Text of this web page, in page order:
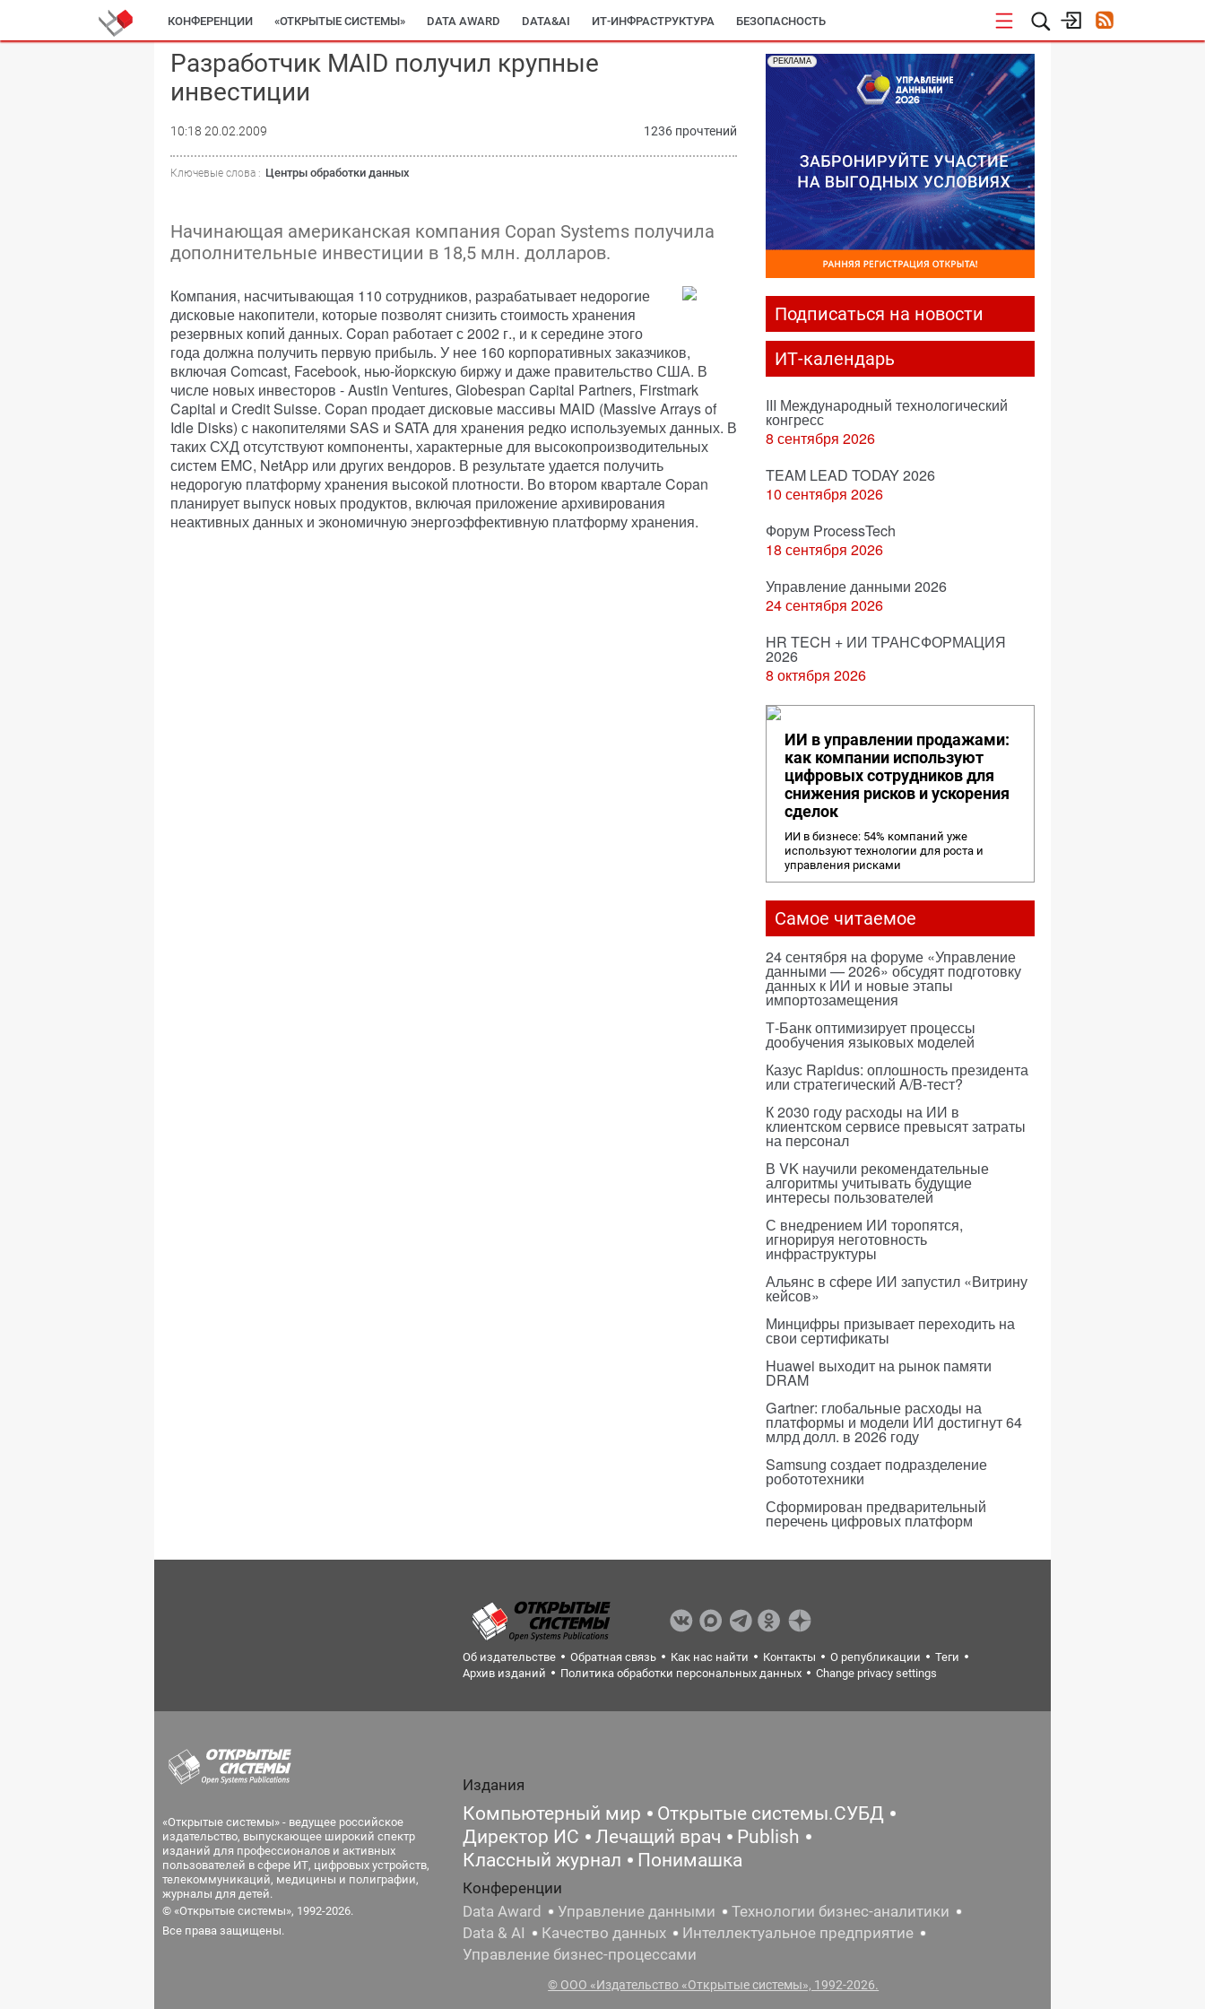
КОНФЕРЕНЦИИ «ОТКРЫТЫЕ СИСТЕМЫ» DATA AWARD DATA&AI ИТ-ИНФРАСТРУКТУРА БЕЗОПАСНОСТЬ
Разработчик MAID получил крупные
инвестиции
10:18 20.02.2009 1236 прочтений
Ключевые слова : Центры обработки данных
Начинающая американская компания Copan Systems получила
дополнительные инвестиции в 18,5 млн. долларов.
Компания, насчитывающая 110 сотрудников, разрабатывает недорогие
дисковые накопители, которые позволят снизить стоимость хранения
резервных копий данных. Copan работает с 2002 г., и к середине этого
года должна получить первую прибыль. У нее 160 корпоративных заказчиков,
включая Comcast, Facebook, нью-йоркскую биржу и даже правительство США. В
числе новых инвесторов - Austin Ventures, Globespan Capital Partners, Firstmark
Capital и Credit Suisse. Copan продает дисковые массивы MAID (Massive Arrays of
Idle Disks) с накопителями SAS и SATA для хранения редко используемых данных. В
таких СХД отсутствуют компоненты, характерные для высокопроизводительных
систем EMC, NetApp или других вендоров. В результате удается получить
недорогую платформу хранения высокой плотности. Во втором квартале Copan
планирует выпуск новых продуктов, включая приложение архивирования
неактивных данных и экономичную энергоэффективную платформу хранения.
РЕКЛАМА
Подписаться на новости
ИТ-календарь
III Международный технологический
конгресс
8 сентября 2026
TEAM LEAD TODAY 2026
10 сентября 2026
Форум ProcessTech
18 сентября 2026
Управление данными 2026
24 сентября 2026
HR TECH + ИИ ТРАНСФОРМАЦИЯ
2026
8 октября 2026
ИИ в управлении продажами:
как компании используют
цифровых сотрудников для
снижения рисков и ускорения
сделок
ИИ в бизнесе: 54% компаний уже
используют технологии для роста и
управления рисками
Самое читаемое
24 сентября на форуме «Управление
данными — 2026» обсудят подготовку
данных к ИИ и новые этапы
импортозамещения
Т-Банк оптимизирует процессы
дообучения языковых моделей
Казус Rapidus: оплошность президента
или стратегический A/B-тест?
К 2030 году расходы на ИИ в
клиентском сервисе превысят затраты
на персонал
В VK научили рекомендательные
алгоритмы учитывать будущие
интересы пользователей
С внедрением ИИ торопятся,
игнорируя неготовность
инфраструктуры
Альянс в сфере ИИ запустил «Витрину
кейсов»
Минцифры призывает переходить на
свои сертификаты
Huawei выходит на рынок памяти
DRAM
Gartner: глобальные расходы на
платформы и модели ИИ достигнут 64
млрд долл. в 2026 году
Samsung создает подразделение
робототехники
Сформирован предварительный
перечень цифровых платформ
Об издательстве Обратная связь Как нас найти Контакты О републикации
Теги
Архив изданий
Политика обработки персональных данных Change privacy settings
«Открытые системы» - ведущее российское
издательство, выпускающее широкий спектр
изданий для профессионалов и активных
пользователей в сфере ИТ, цифровых устройств,
телекоммуникаций, медицины и полиграфии,
журналы для детей.
© «Открытые системы», 1992-2026.
Все права защищены.
Издания
Компьютерный мир
Открытые системы.СУБД
Директор ИС
Лечащий врач
Publish
Классный журнал
Понимашка
Конференции
Data Award
Управление данными
Технологии бизнес-аналитики
Data & AI
Качество данных
Интеллектуальное предприятие
Управление бизнес-процессами
© ООО «Издательство «Открытые системы», 1992-2026.